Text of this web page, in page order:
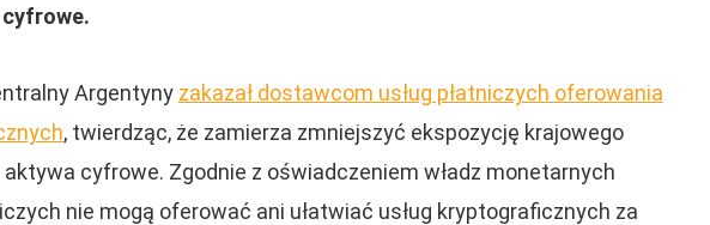
Argentyny zakazał dostawcom usług płatniczych oferowania
, twierdząc, że zamierza zmniejszyć ekspozycję krajowego
cyfrowe. Zgodnie z oświadczeniem władz monetarnych
nie mogą oferować ani ułatwiać usług kryptograficznych za